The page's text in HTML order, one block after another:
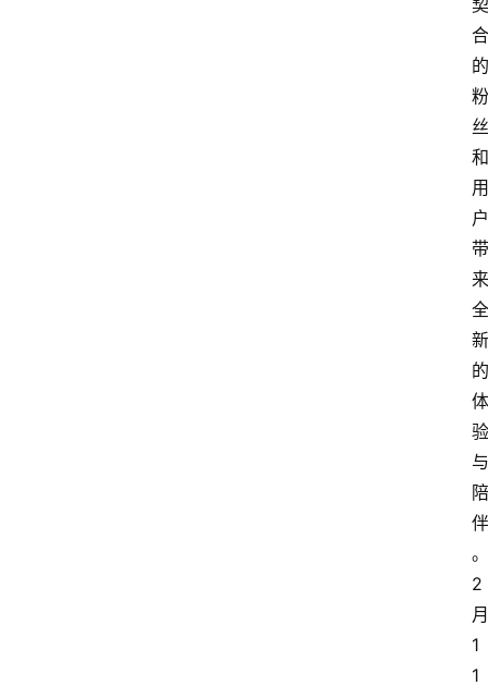
契
合
的
粉
丝
和
用
户
带
来
全
新
的
体
验
与
陪
伴
。
2
月
1
1